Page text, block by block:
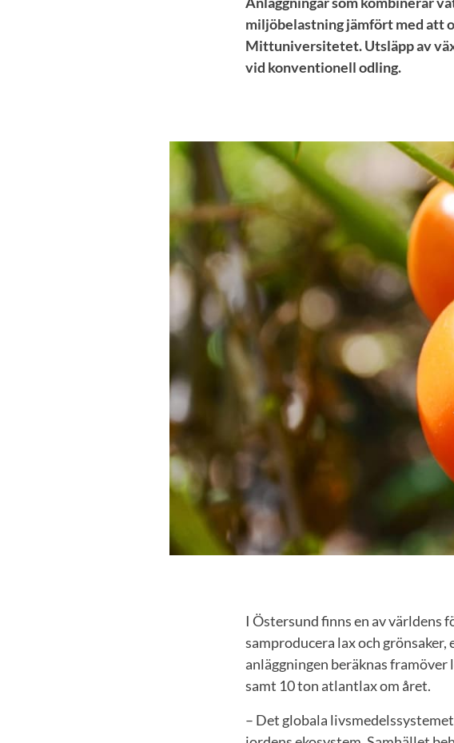
miljöbelastning jämfört med att
Mittuniversitetet. Utsläpp av
vid konventionell odling.
I Östersund finns en av världens
samproducera lax och
anläggningen beräknas
samt 10 ton atlantlax om året.
– Det globala